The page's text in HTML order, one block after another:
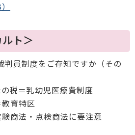
ト＞
判員制度をご存知ですか（その
税＝乳幼児医療費制度
育特区
商法・点検商法に要注意